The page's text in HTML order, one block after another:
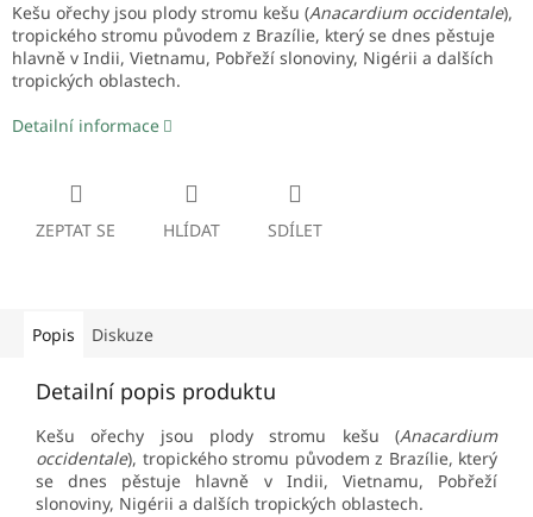
Kešu ořechy jsou plody stromu kešu (Anacardium occidentale),
tropického stromu původem z Brazílie, který se dnes pěstuje
hlavně v Indii, Vietnamu, Pobřeží slonoviny, Nigérii a dalších
tropických oblastech.
Detailní informace
ZEPTAT SE HLÍDAT SDÍLET
Popis Diskuze
Detailní popis produktu
Kešu ořechy jsou plody stromu kešu (Anacardium
occidentale), tropického stromu původem z Brazílie, který
se dnes pěstuje hlavně v Indii, Vietnamu, Pobřeží
slonoviny, Nigérii a dalších tropických oblastech.